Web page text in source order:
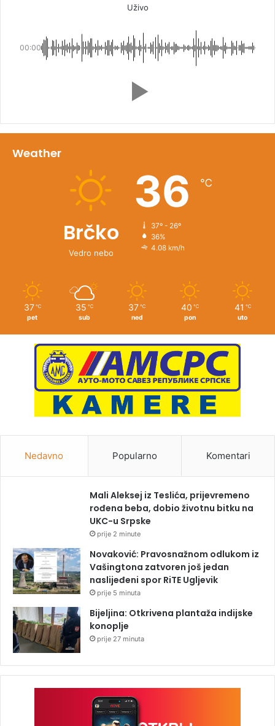
Uživo
00:00
Weather
Brčko
Vedro nebo
36 ℃
37º - 26º
36%
4.08 km/h
37 ℃
pet
35 ℃
sub
37 ℃
ned
40 ℃
pon
41 ℃
uto
Nedavno Popularno Komentari
Mali Aleksej iz Teslića, prijevremeno
rođena beba, dobio životnu bitku na
UKC-u Srpske
prije 2 minute
Novaković: Pravosnažnom odlukom iz
Vašingtona zatvoren još jedan
naslijeđeni spor RiTE Ugljevik
prije 5 minuta
Bijeljina: Otkrivena plantaža indijske
konoplje
prije 27 minuta